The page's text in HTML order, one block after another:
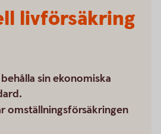
livförsäkring
sin ekonomiska
omställningsförsäkringen